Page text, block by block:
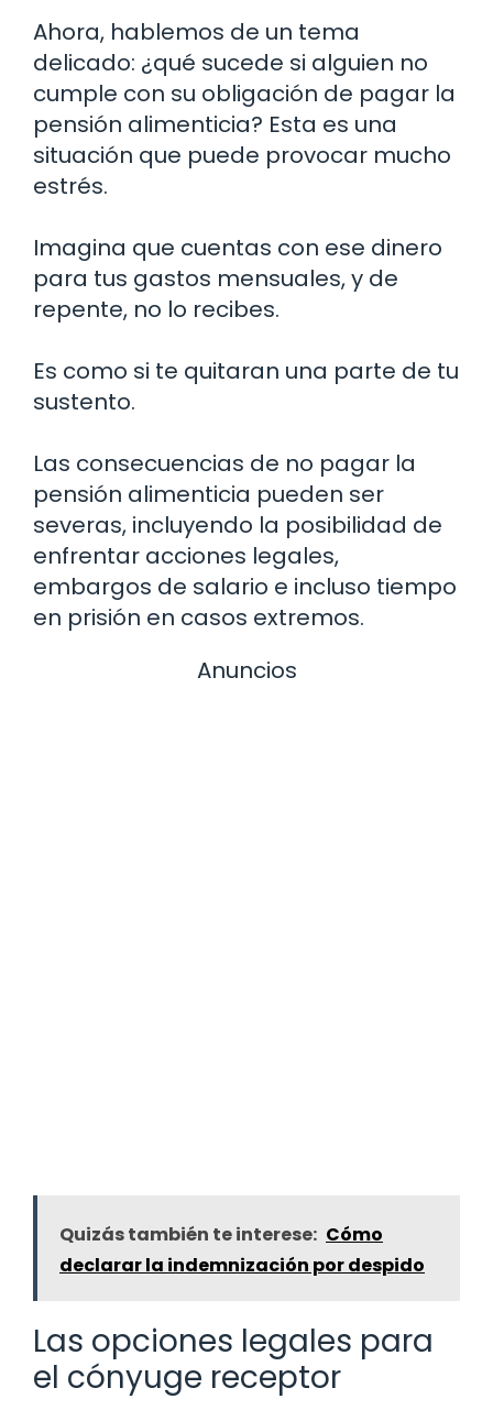
Ahora, hablemos de un tema
delicado: ¿qué sucede si alguien no
cumple con su obligación de pagar la
pensión alimenticia? Esta es una
situación que puede provocar mucho
estrés.
Imagina que cuentas con ese dinero
para tus gastos mensuales, y de
repente, no lo recibes.
Es como si te quitaran una parte de tu
sustento.
Las consecuencias de no pagar la
pensión alimenticia pueden ser
severas, incluyendo la posibilidad de
enfrentar acciones legales,
embargos de salario e incluso tiempo
en prisión en casos extremos.
Anuncios
Quizás también te interese: Cómo
declarar la indemnización por despido
Las opciones legales para
el cónyuge receptor